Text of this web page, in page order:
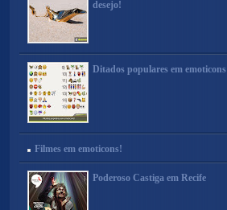
desejo!
Ditados populares em emoticons
Filmes em emoticons!
Poderoso Castiga em Recife